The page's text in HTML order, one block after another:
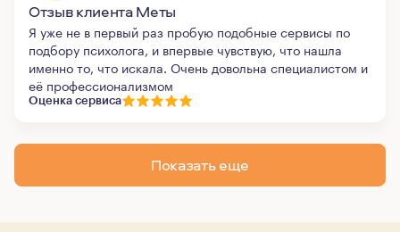
Отзыв клиента Меты
Я уже не в первый раз пробую подобные сервисы по
подбору психолога, и впервые чувствую, что нашла
именно то, что искала. Очень довольна специалистом и
её профессионализмом
Оценка сервиса
Показать еще